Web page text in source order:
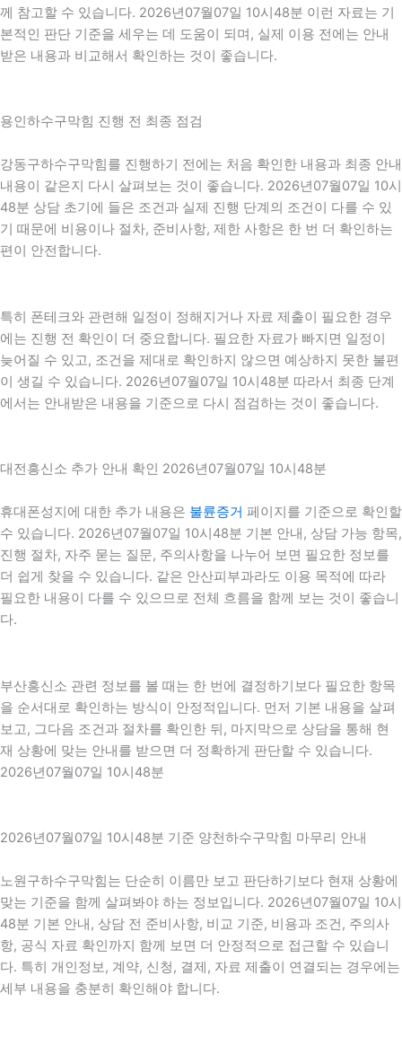
께 참고할 수 있습니다. 2026년07월07일 10시48분 이런 자료는 기
본적인 판단 기준을 세우는 데 도움이 되며, 실제 이용 전에는 안내
받은 내용과 비교해서 확인하는 것이 좋습니다.
용인하수구막힘 진행 전 최종 점검
강동구하수구막힘를 진행하기 전에는 처음 확인한 내용과 최종 안내
내용이 같은지 다시 살펴보는 것이 좋습니다. 2026년07월07일 10시
48분 상담 초기에 들은 조건과 실제 진행 단계의 조건이 다를 수 있
기 때문에 비용이나 절차, 준비사항, 제한 사항은 한 번 더 확인하는
편이 안전합니다.
특히 폰테크와 관련해 일정이 정해지거나 자료 제출이 필요한 경우
에는 진행 전 확인이 더 중요합니다. 필요한 자료가 빠지면 일정이
늦어질 수 있고, 조건을 제대로 확인하지 않으면 예상하지 못한 불편
이 생길 수 있습니다. 2026년07월07일 10시48분 따라서 최종 단계
에서는 안내받은 내용을 기준으로 다시 점검하는 것이 좋습니다.
대전흥신소 추가 안내 확인 2026년07월07일 10시48분
휴대폰성지에 대한 추가 내용은 불륜증거 페이지를 기준으로 확인할
수 있습니다. 2026년07월07일 10시48분 기본 안내, 상담 가능 항목,
진행 절차, 자주 묻는 질문, 주의사항을 나누어 보면 필요한 정보를
더 쉽게 찾을 수 있습니다. 같은 안산피부과라도 이용 목적에 따라
필요한 내용이 다를 수 있으므로 전체 흐름을 함께 보는 것이 좋습니
다.
부산흥신소 관련 정보를 볼 때는 한 번에 결정하기보다 필요한 항목
을 순서대로 확인하는 방식이 안정적입니다. 먼저 기본 내용을 살펴
보고, 그다음 조건과 절차를 확인한 뒤, 마지막으로 상담을 통해 현
재 상황에 맞는 안내를 받으면 더 정확하게 판단할 수 있습니다.
2026년07월07일 10시48분
2026년07월07일 10시48분 기준 양천하수구막힘 마무리 안내
노원구하수구막힘는 단순히 이름만 보고 판단하기보다 현재 상황에
맞는 기준을 함께 살펴봐야 하는 정보입니다. 2026년07월07일 10시
48분 기본 안내, 상담 전 준비사항, 비교 기준, 비용과 조건, 주의사
항, 공식 자료 확인까지 함께 보면 더 안정적으로 접근할 수 있습니
다. 특히 개인정보, 계약, 신청, 결제, 자료 제출이 연결되는 경우에는
세부 내용을 충분히 확인해야 합니다.